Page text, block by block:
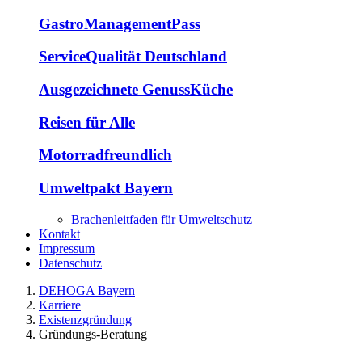
GastroManagementPass
ServiceQualität Deutschland
Ausgezeichnete GenussKüche
Reisen für Alle
Motorradfreundlich
Umweltpakt Bayern
Brachenleitfaden für Umweltschutz
Kontakt
Impressum
Datenschutz
DEHOGA Bayern
Karriere
Existenzgründung
Gründungs-Beratung